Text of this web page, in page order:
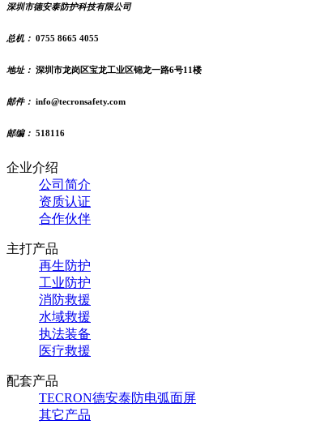
深圳市德安泰防护科技有限公司
总机： 0755 8665 4055
地址： 深圳市龙岗区宝龙工业区锦龙一路6号11楼
邮件： info@tecronsafety.com
邮编： 518116
企业介绍
公司简介
资质认证
合作伙伴
主打产品
再生防护
工业防护
消防救援
水域救援
执法装备
医疗救援
配套产品
TECRON德安泰防电弧面屏
其它产品